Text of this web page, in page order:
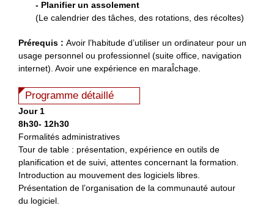
- Planifier un assolement
(Le calendrier des tâches, des rotations, des récoltes)
Prérequis : Avoir l’habitude d’utiliser un ordinateur pour un
usage personnel ou professionnel (suite office, navigation
internet). Avoir une expérience en maraÎchage.
Programme détaillé
Jour 1
8h30- 12h30
Formalités administratives
Tour de table : présentation, expérience en outils de
planification et de suivi, attentes concernant la formation.
Introduction au mouvement des logiciels libres.
Présentation de l’organisation de la communauté autour
du logiciel.